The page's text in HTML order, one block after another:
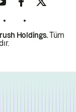
Holdings.Tüm